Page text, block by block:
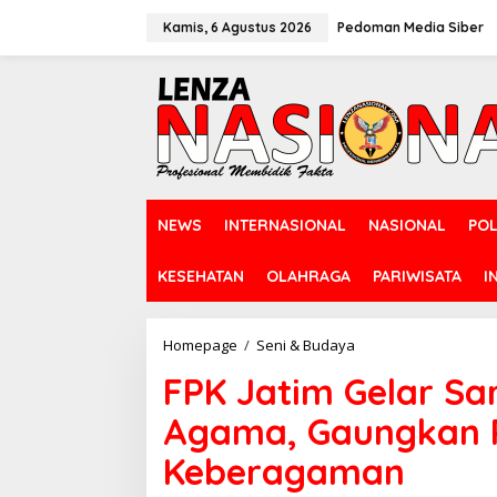
Kamis, 6 Agustus 2026 Pedoman Media Siber
NEWS INTERNASIONAL NASIONAL
KESEHATAN OLAHRAGA PARIWISATA
Homepage / Seni & Budaya
K
J
a
t
i
m
FPK Jatim Gelar
Agama, Gaungkan
Keberagaman